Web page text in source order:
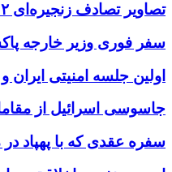
تصاویر تصادف زنجیره‌ای ۱۲ خودرو در تهران
سفر فوری وزیر خارجه
اولین جلسه امنیتی
جاسوسی اسرائیل از
سفره عقدی که با پهپاد در